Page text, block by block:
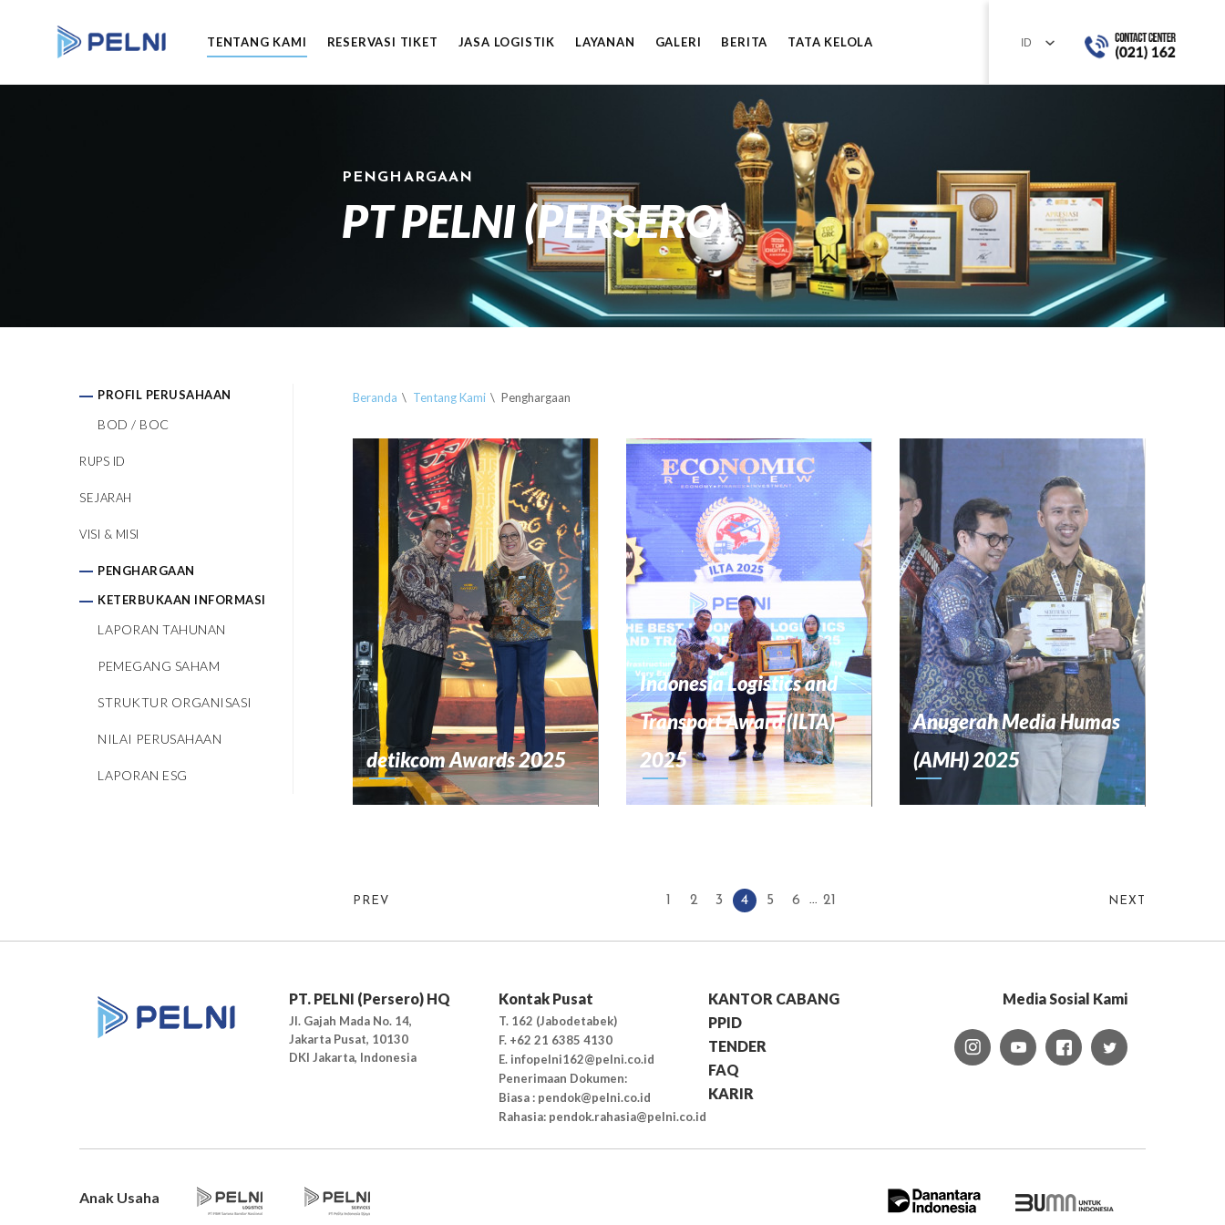
TENTANG KAMI RESERVASI TIKET JASA LOGISTIK LAYANAN GALERI BERITA TATA KELOLA
PENGHARGAAN
PT PELNI (PERSERO)
PROFIL PERUSAHAAN
BOD / BOC
RUPS ID
SEJARAH
VISI & MISI
PENGHARGAAN
KETERBUKAAN INFORMASI
LAPORAN TAHUNAN
PEMEGANG SAHAM
STRUKTUR ORGANISASI
NILAI PERUSAHAAN
LAPORAN ESG
Beranda Tentang Kami Penghargaan
detikcom Awards 2025
Indonesia Logistics and
Transport Award (ILTA)
2025
Anugerah Media Humas
(AMH) 2025
PREV 1 2 3 4 5 6 ... 21 NEXT
PT. PELNI (Persero) HQ
Jl. Gajah Mada No. 14,
Jakarta Pusat, 10130
DKI Jakarta, Indonesia
Kontak Pusat
T. 162 (Jabodetabek)
F. +62 21 6385 4130
E. infopelni162@pelni.co.id
Penerimaan Dokumen:
Biasa : pendok@pelni.co.id
Rahasia: pendok.rahasia@pelni.co.id
KANTOR CABANG
PPID
TENDER
FAQ
KARIR
Media Sosial Kami
Anak Usaha